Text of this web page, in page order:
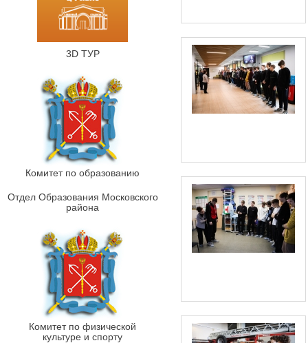
3D ТУР
Комитет по образованию
Отдел Образования Московского
района
Комитет по физической
культуре и спорту